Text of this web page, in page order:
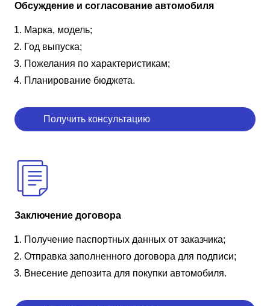
Обсуждение и согласование автомобиля
Марка, модель;
Год выпуска;
Пожелания по характеристикам;
Планирование бюджета.
Получить консультацию
Заключение договора
Получение паспортных данных от заказчика;
Отправка заполненного договора для подписи;
Внесение депозита для покупки автомобиля.